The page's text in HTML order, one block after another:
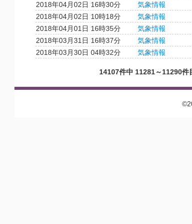
2018年04月02日 16時30分
気象情報
2018年04月02日 10時18分
気象情報
2018年04月01日 16時35分
気象情報
2018年03月31日 16時37分
気象情報
2018年03月30日 04時32分
気象情報
14107件中 11281～11290件